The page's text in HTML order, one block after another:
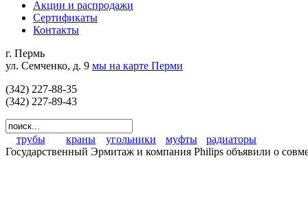
Акции и распродажи
Сертификаты
Контакты
г. Пермь
ул. Семченко, д. 9 мы на карте Перми
(342) 227-88-35
(342) 227-89-43
трубы краны угольники муфты
радиаторы
Государственный Эрмитаж и компания Philips объявили о